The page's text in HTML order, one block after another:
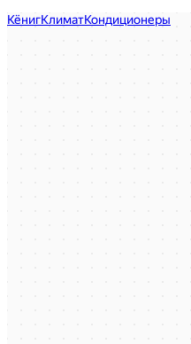
КёнигКлимат
Кондиционеры в Калининграде